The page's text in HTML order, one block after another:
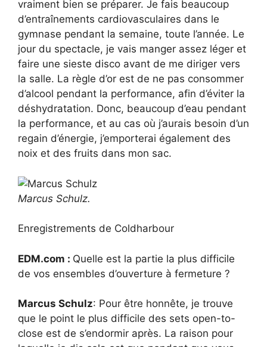
vraiment bien se préparer. Je fais beaucoup
d’entraînements cardiovasculaires dans le
gymnase pendant la semaine, toute l’année. Le
jour du spectacle, je vais manger assez léger et
faire une sieste disco avant de me diriger vers
la salle. La règle d’or est de ne pas consommer
d’alcool pendant la performance, afin d’éviter la
déshydratation. Donc, beaucoup d’eau pendant
la performance, et au cas où j’aurais besoin d’un
regain d’énergie, j’emporterai également des
noix et des fruits dans mon sac.
Marcus Schulz.
Enregistrements de Coldharbour
EDM.com : Quelle est la partie la plus difficile
de vos ensembles d’ouverture à fermeture ?
Marcus Schulz: Pour être honnête, je trouve
que le point le plus difficile des sets open-to-
close est de s’endormir après. La raison pour